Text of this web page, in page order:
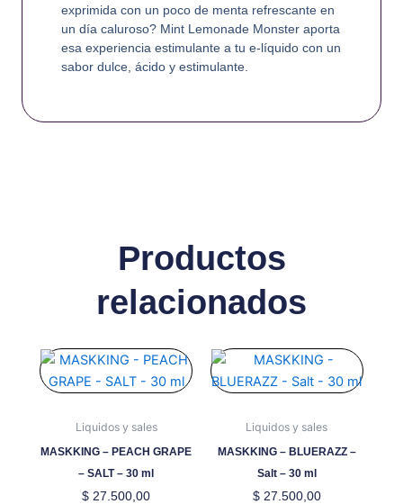
exprimida con un poco de menta refrescante en
un día caluroso? Mint Lemonade Monster aporta
esa experiencia estimulante a tu e-líquido con un
sabor dulce, ácido y estimulante.
Productos
relacionados
Liquidos y sales
MASKKING – PEACH GRAPE
– SALT – 30 ml
$ 27.500,00
Este
producto
múltiples
variantes.
Las
opciones
Liquidos y sales
MASKKING – BLUERAZZ –
Salt – 30 ml
$27.500,00
Este
producto
múltiples
variantes.
Las
opciones